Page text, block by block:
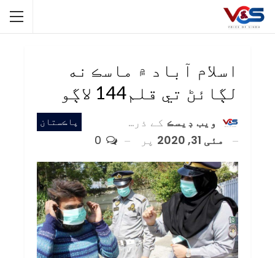
اسلام آباد ۾ ماسڪ نه
لڳائڻ تي قلم144 لاڳو
پاڪستان ويب ڊيسڪ کے ذریعہ
مئی 31, 2020
پر